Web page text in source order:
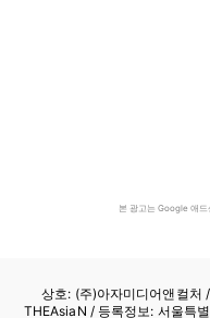
본 광고는 Google 애드
상호: (주)아자미디어앤컬처
THEAsiaN / 등록정보: 서울특